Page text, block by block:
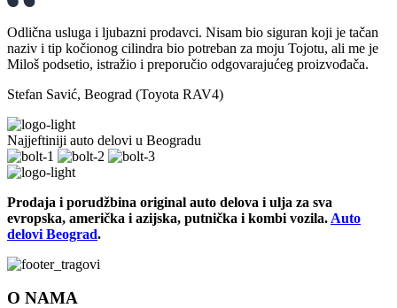
Odlična usluga i ljubazni prodavci. Nisam bio siguran koji je tačan
naziv i tip kočionog cilindra bio potreban za moju Tojotu, ali me je
Miloš podsetio, istražio i preporučio odgovarajućeg proizvođača.
Stefan Savić, Beograd (Toyota RAV4)
Najjeftiniji auto delovi u Beogradu
Prodaja i porudžbina original auto delova i ulja za sva
evropska, američka i azijska, putnička i kombi vozila. Auto
delovi Beograd.
O NAMA